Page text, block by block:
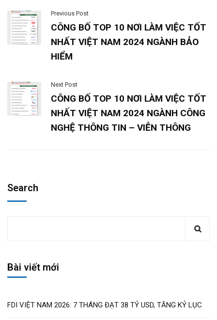
Previous Post
CÔNG BỐ TOP 10 NƠI LÀM VIỆC TỐT
NHẤT VIỆT NAM 2024 NGÀNH BẢO
HIỂM
Next Post
CÔNG BỐ TOP 10 NƠI LÀM VIỆC TỐT
NHẤT VIỆT NAM 2024 NGÀNH CÔNG
NGHỆ THÔNG TIN – VIỄN THÔNG
Search
Bài viết mới
FDI VIỆT NAM 2026: 7 THÁNG ĐẠT 38 TỶ USD, TĂNG KỶ LỤC